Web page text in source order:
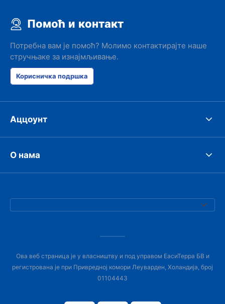
Помоћ и контакт
Потребна вам је помоћ? Молимо контактирајте наше
стручњаке за изнајмљивање.
Корисничка подршка
Аццоунт
О нама
Ова веб страница је у власништву и под управом ЕасиТерра БВ и
регистрована је при Привредној комори Леуварден, Холандија, број
01104443